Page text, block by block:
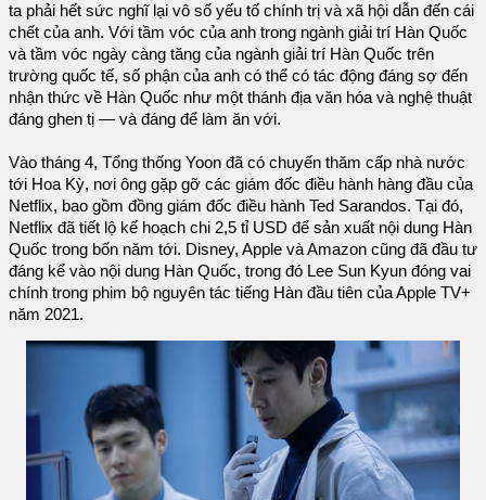
ta phải hết sức nghĩ lại vô số yếu tố chính trị và xã hội dẫn đến cái
chết của anh. Với tầm vóc của anh trong ngành giải trí Hàn Quốc
và tầm vóc ngày càng tăng của ngành giải trí Hàn Quốc trên
trường quốc tế, số phận của anh có thể có tác động đáng sợ đến
nhận thức về Hàn Quốc như một thánh địa văn hóa và nghệ thuật
đáng ghen tị — và đáng để làm ăn với.
Vào tháng 4, Tổng thống Yoon đã có chuyến thăm cấp nhà nước
tới Hoa Kỳ, nơi ông gặp gỡ các giám đốc điều hành hàng đầu của
Netflix, bao gồm đồng giám đốc điều hành Ted Sarandos. Tại đó,
Netflix đã tiết lộ kế hoạch chi 2,5 tỉ USD để sản xuất nội dung Hàn
Quốc trong bốn năm tới. Disney, Apple và Amazon cũng đã đầu tư
đáng kể vào nội dung Hàn Quốc, trong đó Lee Sun Kyun đóng vai
chính trong phim bộ nguyên tác tiếng Hàn đầu tiên của Apple TV+
năm 2021.